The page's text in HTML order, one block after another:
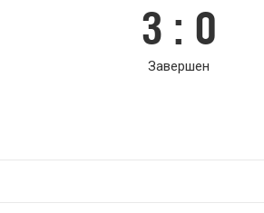
3 : 0
Завершен